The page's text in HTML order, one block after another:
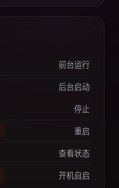
前台运行
后台启动
停止
重启
查看状态
开机自启